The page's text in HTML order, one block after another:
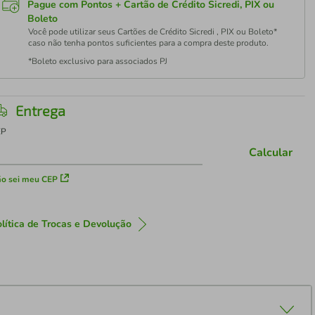
Pague com Pontos + Cartão de Crédito Sicredi, PIX ou
Boleto
Você pode utilizar seus Cartões de Crédito Sicredi , PIX ou Boleto*
caso não tenha pontos suficientes para a compra deste produto.
*Boleto exclusivo para associados PJ
Entrega
sei meu CEP
Calcular
de Trocas e Devolução